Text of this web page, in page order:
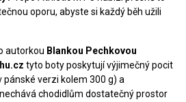
oporu, abyste si každý běh užili
autorkou Blankou Pechkovou
tyto boty poskytují výjimečný pocit
pánské verzi kolem 300 g) a
chodidlům dostatečný prostor